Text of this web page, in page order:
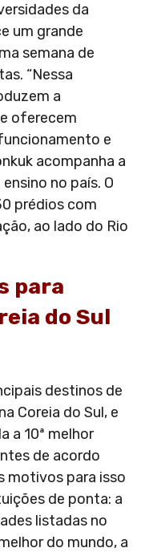
da
um grande
semana de
“Nessa
a
oferecem
e
acompanha a
no país. O
prédios com
ao lado do Rio
para
do Sul
destinos de
Coreia do Sul, e
a 10ª melhor
de acordo
motivos para isso
de ponta: a
listadas no
do mundo, a